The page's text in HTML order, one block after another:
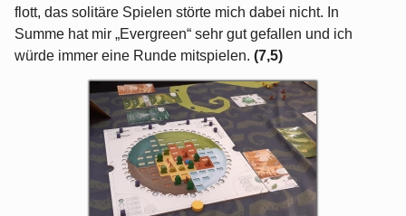
flott, das solitäre Spielen störte mich dabei nicht. In
Summe hat mir „Evergreen“ sehr gut gefallen und ich
würde immer eine Runde mitspielen. (7,5)